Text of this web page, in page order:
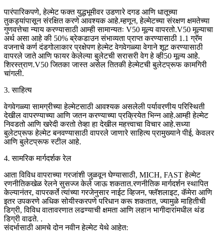
पारंपारिकपणे, हेल्मेट फक्त युद्धभूमीवर उडणारे दगड आणि धातूच्या
तुकड्यांपासून संरक्षित करणे आवश्यक आहे.म्हणून, हेल्मेटच्या संरक्षण क्षमतेच्या
गुणवत्तेचा न्याय करण्यासाठी आम्ही सामान्यतः V50 मूल्य वापरतो.V50 मूल्याचा
अर्थ असा आहे की 50% ब्रेकडाउन संभाव्यता प्राप्त करण्यासाठी 1.1 ग्रॅम
वजनाचे कर्ण दंडगोलाकार प्रक्षेपण हेल्मेट वेगवेगळ्या वेगाने शूट करण्यासाठी
वापरले जाते आणि फायर केलेल्या बुलेटची सरासरी वेग हे व्ही50 मूल्य आहे.
शिरस्त्राण.V50 जितका जास्त असेल तितकी हेल्मेटची बुलेटप्रूफ कामगिरी
चांगली.
3. साहित्य
वेगवेगळ्या सामग्रीच्या हेल्मेटसाठी आवश्यक असलेली पर्यावरणीय परिस्थिती
देखील वापरण्याच्या आणि जतन करण्याच्या प्रक्रियेत भिन्न आहे.आम्ही हेल्मेट
निवडतो आणि खरेदी करतो तेव्हा हा देखील महत्त्वाचा विचार आहे.सध्या
बुलेटप्रूफ हेल्मेट बनवण्यासाठी वापरले जाणारे साहित्य प्रामुख्याने पीई, केवलर
आणि बुलेटप्रूफ स्टील आहे.
4. सामरिक मार्गदर्शक रेल
आता विविध वापराच्या गरजांशी जुळवून घेण्यासाठी, MICH, FAST हेल्मेट
रणनीतिकखेळ रेलने सुसज्ज केले जाऊ शकतात.रणनीतिक मार्गदर्शन स्थापित
केल्यानंतर, वापरकर्ते त्यांच्या गरजेनुसार नाईट व्हिजन, फ्लॅशलाइट, कॅमेरा आणि
इतर उपकरणे अधिक सोयीस्करपणे परिधान करू शकतात, ज्यामुळे माहितीची
डिग्री, विविध वातावरणात लढण्याची क्षमता आणि लहान भागीदारांमधील थंड
डिग्री वाढते. .
संदर्भासाठी आमचे दोन नवीन हेल्मेट येथे आहेत: